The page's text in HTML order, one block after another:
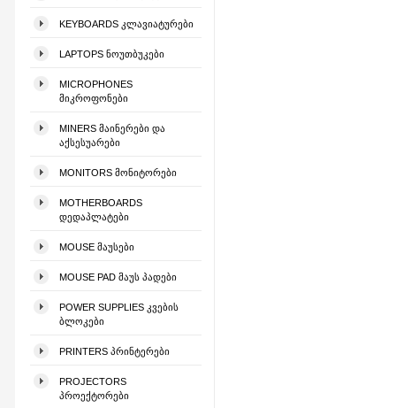
KEYBOARDS ᲙᲚᲐᲕᲘᲐᲢᲣᲠᲔᲑᲘ
LAPTOPS ᲜᲝᲣᲗᲑᲣᲙᲔᲑᲘ
MICROPHONES
ᲛᲘᲙᲠᲝᲤᲝᲜᲔᲑᲘ
MINERS ᲛᲐᲘᲜᲔᲠᲔᲑᲘ ᲓᲐ
ᲐᲥᲡᲔᲡᲣᲐᲠᲔᲑᲘ
MONITORS ᲛᲝᲜᲘᲢᲝᲠᲔᲑᲘ
MOTHERBOARDS
ᲓᲔᲓᲐᲞᲚᲐᲢᲔᲑᲘ
MOUSE ᲛᲐᲣᲡᲔᲑᲘ
MOUSE PAD ᲛᲐᲣᲡ ᲞᲐᲓᲔᲑᲘ
POWER SUPPLIES ᲙᲕᲔᲑᲘᲡ
ᲑᲚᲝᲙᲔᲑᲘ
PRINTERS ᲞᲠᲘᲜᲢᲔᲠᲔᲑᲘ
PROJECTORS
ᲞᲠᲝᲔᲥᲢᲝᲠᲔᲑᲘ